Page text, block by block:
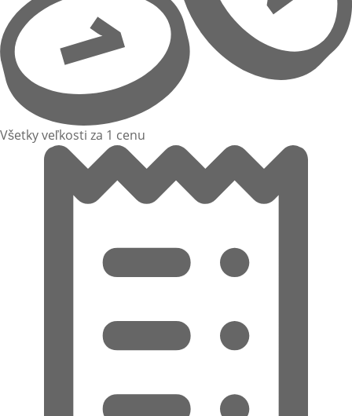
Všetky veľkosti za 1 cenu